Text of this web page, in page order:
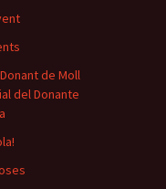
de Moll
del Donante